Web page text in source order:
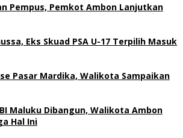
Pempus, Pemkot Ambon Lanjutkan
Eks Skuad PSA U-17 Terpilih Masuk
Pasar Mardika, Walikota Sampaikan
Maluku Dibangun, Walikota Ambon
Hal Ini